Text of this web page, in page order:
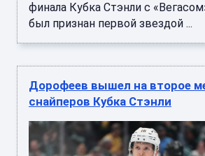
финала Кубка Стэнли с
был признан первой звездой ...
Дорофеев вышел на второе
снайперов Кубка Стэнли